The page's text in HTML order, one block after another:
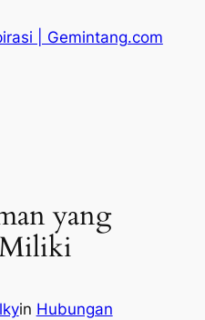
| Gemintang.com
yang
in Hubungan